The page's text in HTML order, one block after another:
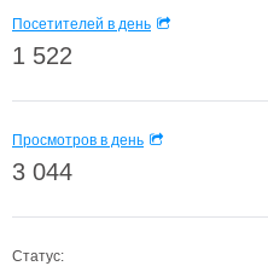
Посетителей в день
1 522
Просмотров в день
3 044
Статус: